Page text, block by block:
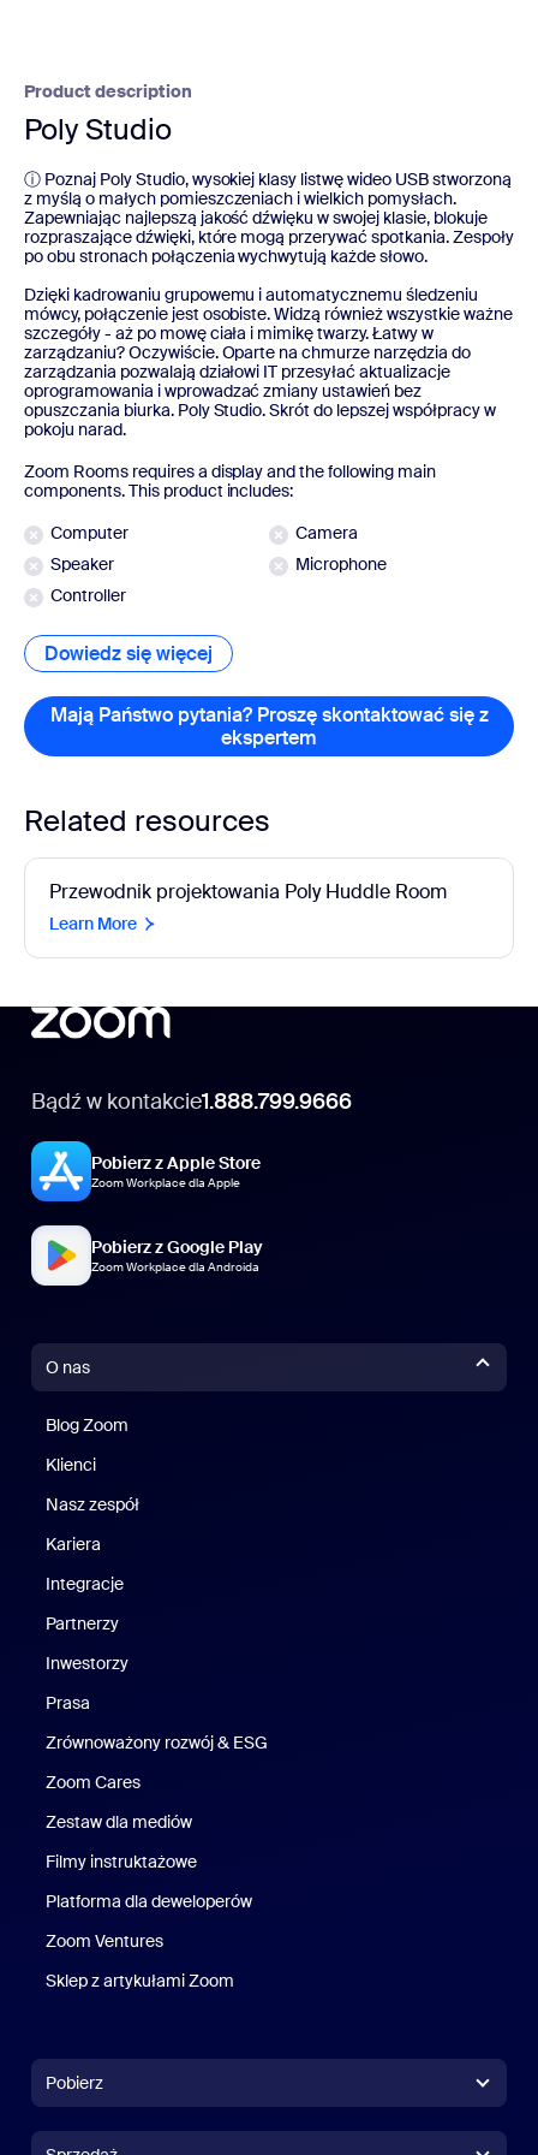
Product description
Poly Studio
ⓘ Poznaj Poly Studio, wysokiej klasy listwę wideo USB stworzoną
z myślą o małych pomieszczeniach i wielkich pomysłach.
Zapewniając najlepszą jakość dźwięku w swojej klasie, blokuje
rozpraszające dźwięki, które mogą przerywać spotkania. Zespoły
po obu stronach połączenia wychwytują każde słowo.
Dzięki kadrowaniu grupowemu i automatycznemu śledzeniu
mówcy, połączenie jest osobiste. Widzą również wszystkie ważne
szczegóły - aż po mowę ciała i mimikę twarzy. Łatwy w
zarządzaniu? Oczywiście. Oparte na chmurze narzędzia do
zarządzania pozwalają działowi IT przesyłać aktualizacje
oprogramowania i wprowadzać zmiany ustawień bez
opuszczania biurka. Poly Studio. Skrót do lepszej współpracy w
pokoju narad.
Zoom Rooms requires a display and the following main
components. This product includes:
Computer
Camera
Speaker
Microphone
Controller
Dowiedz się więcej Dowiedz się więcej
Mają Państwo pytania? Proszę skontaktować się z
ekspertem Mają Państwo pytania?
Related resources
Przewodnik projektowania Poly Huddle Room
Learn More
Bądź w kontakcie1.888.799.9666
Pobierz z Apple Store
Zoom Workplace dla Apple
Pobierz z Google Play
Zoom Workplace dla Androida
O nas
Blog Zoom
Klienci
Nasz zespół
Kariera
Integracje
Partnerzy
Inwestorzy
Prasa
Zrównoważony rozwój & ESG
Zoom Cares
Zestaw dla mediów
Filmy instruktażowe
Platforma dla deweloperów
Zoom Ventures
Sklep z artykułami Zoom
Pobierz